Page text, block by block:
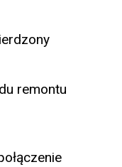
remontu